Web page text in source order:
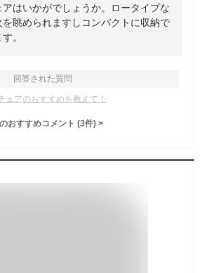
はいかがでしょうか。ロータイプな
眺められますしコンパクトに収納で
。
回答された質問
ェアのおすすめを教えて！
おすすめコメント (3件) >